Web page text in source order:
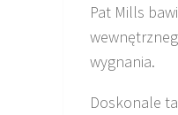
Pat Mills
wygnania.
Doskonale